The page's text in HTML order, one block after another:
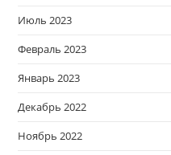
Июль 2023
Февраль 2023
Январь 2023
Декабрь 2022
Ноябрь 2022